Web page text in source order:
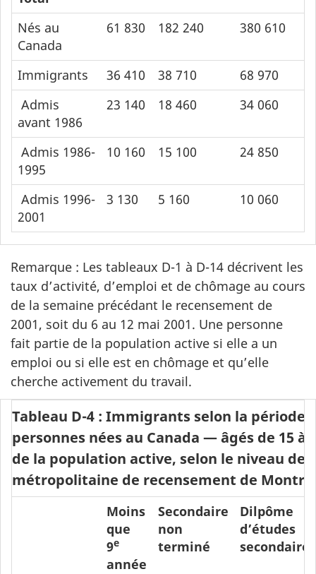
Nés au
Canada
61 830 182 240 380 610
Immigrants 36 410 38 710 68 970
Admis
avant 1986
23 140 18 460 34 060
Admis 1986-
1995
10 160 15 100 24 850
Admis 1996-
2001
3 130 5 160 10 060
Remarque : Les tableaux D-1 à D-14 décrivent les
taux d’activité, d’emploi et de chômage au cours
de la semaine précédant le recensement de
2001, soit du 6 au 12 mai 2001. Une personne
fait partie de la population active si elle a un
emploi ou si elle est en chômage et qu’elle
cherche activement du travail.
Tableau D-4 : Immigrants selon la période
personnes nées au Canada — âgés de 15
de la population active, selon le niveau de
métropolitaine de recensement de
Moins
que
9e
année
Secondaire
non
terminé
Dilpôme
d’études
secondaires